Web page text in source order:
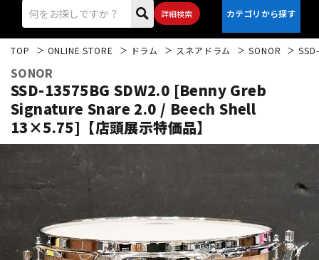
詳細検索
エレキギター
ドラム パーカッション
TOP ONLINE STORE ドラム スネアドラム SONOR
SONOR
SSD-13575BG SDW2.0 [Benny Greb
Signature Snare 2.0 / Beech Shell
13×5.75]【店頭展示特価品】